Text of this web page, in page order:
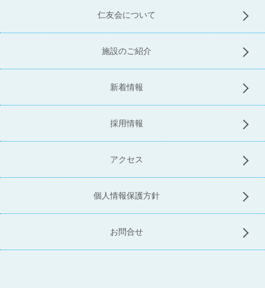
仁友会について
施設のご紹介
新着情報
採用情報
アクセス
個人情報保護方針
お問合せ